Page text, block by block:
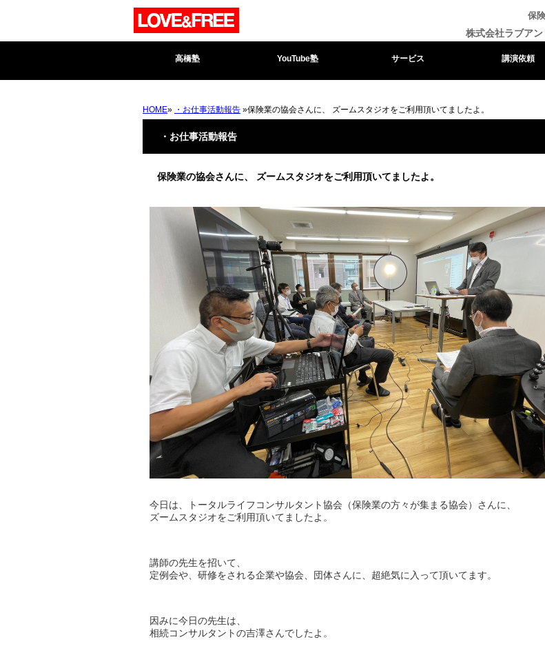
保
株式会社ラブアン
高橋塾 YouTube塾 サービス 講演依頼
HOME» ・お仕事活動報告 »保険業の協会さんに、 ズームスタジオをご利用頂いてましたよ。
・お仕事活動報告
保険業の協会さんに、 ズームスタジオをご利用頂いてましたよ。
今日は、トータルライフコンサルタント協会（保険業の方々が集まる協会）さんに、
ズームスタジオをご利用頂いてましたよ。
講師の先生を招いて、
定例会や、研修をされる企業や協会、団体さんに、超絶気に入って頂いてます。
因みに今日の先生は、
相続コンサルタントの吉澤さんでしたよ。